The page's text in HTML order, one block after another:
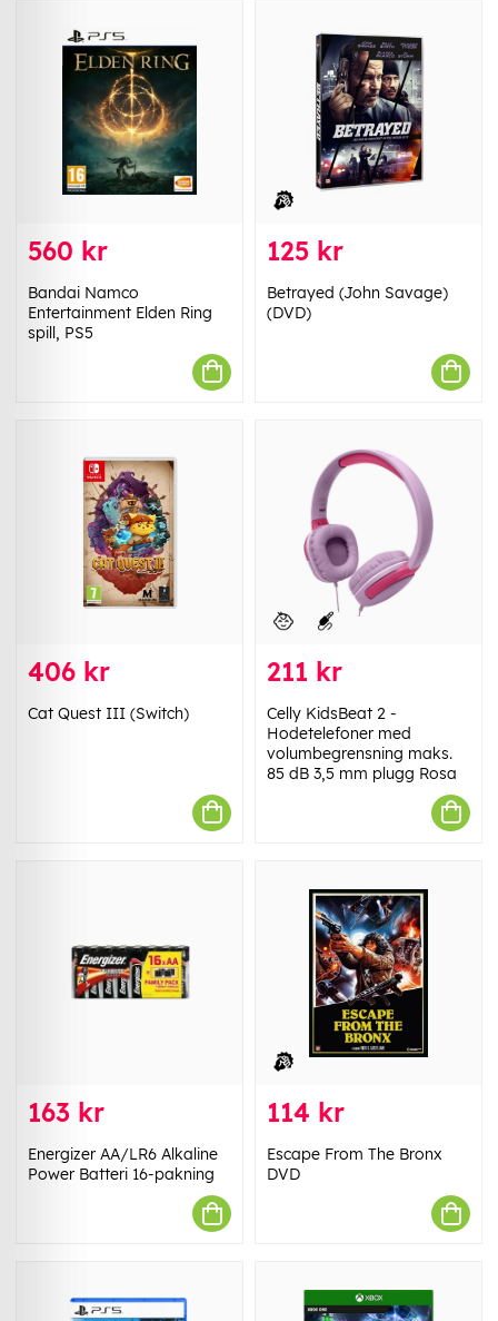
560 kr
Bandai Namco
Entertainment Elden Ring
spill, PS5
125 kr
Betrayed (John Savage)
(DVD)
406 kr
Cat Quest III (Switch)
211 kr
Celly KidsBeat 2 -
Hodetelefoner med
volumbegrensning maks.
85 dB 3,5 mm plugg Rosa
163 kr
Energizer AA/LR6 Alkaline
Power Batteri 16-pakning
114 kr
Escape From The Bronx
DVD